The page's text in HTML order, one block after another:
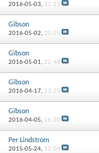
2016-05-03, 21:22
Gibson
2016-05-02, 20:55
Gibson
2016-05-01, 22:44
Gibson
2016-04-17, 23:21
Gibson
2016-04-05, 16:20
Per Lindström
2015-05-24, 12:04